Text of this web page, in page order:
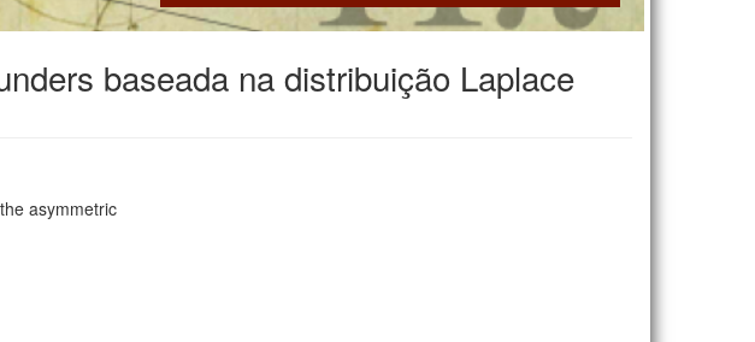
baseada na distribuição Laplace
asymmetric